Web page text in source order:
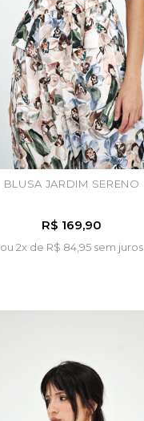
BLUSA JARDIM SERENO
R$ 169,90
ou 2x de R$ 84,95 sem juros